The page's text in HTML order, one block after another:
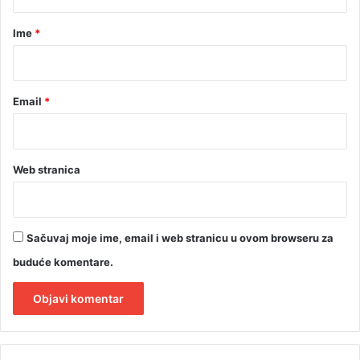
n
rIme *
Email *
Web stranica
Sačuvaj moje ime, email i web stranicu u ovom browseru za
buduće komentare.